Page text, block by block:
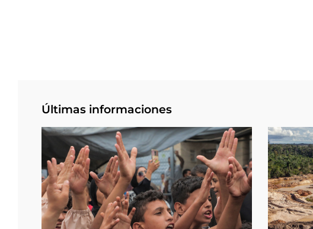
Últimas informaciones